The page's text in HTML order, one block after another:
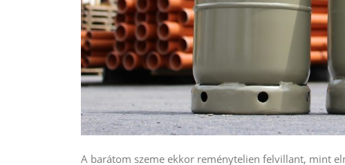
A barátom szeme ekkor reménytelien felvillant, mint